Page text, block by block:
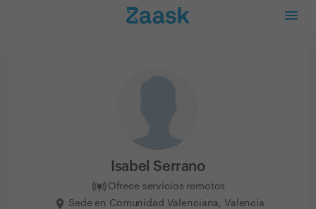
Isabel Serrano
Ofrece servicios remotos
Sede en Comunidad Valenciana, Valencia